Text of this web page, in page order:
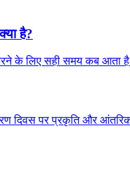
है?
के लिए सही समय कब आता